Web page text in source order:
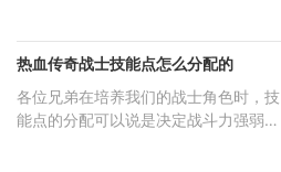
热血传奇战士技能点怎么分配的
各位兄弟在培养我们的战士角色时，技
能点的分配可以说是决定战斗力强弱的